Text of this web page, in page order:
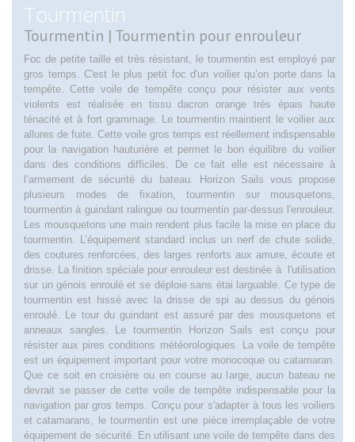
Tourmentin
Tourmentin | Tourmentin pour enrouleur
Foc de petite taille et très résistant, le tourmentin est employé par
gros temps. C'est le plus petit foc d'un voilier qu’on porte dans la
tempête. Cette voile de tempête conçu pour résister aux vents
violents est réalisée en tissu dacron orange très épais haute
ténacité et à fort grammage. Le tourmentin maintient le voilier aux
allures de fuite. Cette voile gros temps est réellement indispensable
pour la navigation hauturière et permet le bon équilibre du voilier
dans des conditions difficiles. De ce fait elle est nécessaire à
l’armement de sécurité du bateau. Horizon Sails vous propose
plusieurs modes de fixation, tourmentin sur mousquetons,
tourmentin à guindant ralingue ou tourmentin par-dessus l'enrouleur.
Les mousquetons une main rendent plus facile la mise en place du
tourmentin. L’équipement standard inclus un nerf de chute solide,
des coutures renforcées, des larges renforts aux amure, écoute et
drisse. La finition spéciale pour enrouleur est destinée à l'utilisation
sur un génois enroulé et se déploie sans étai larguable. Ce type de
tourmentin est hissé avec la drisse de spi au dessus du génois
enroulé. Le tour du guindant est assuré par des mousquetons et
anneaux sangles. Le tourmentin Horizon Sails est conçu pour
résister aux pires conditions météorologiques. La voile de tempête
est un équipement important pour votre monocoque ou catamaran.
Que ce soit en croisière ou en course au large, aucun bateau ne
devrait se passer de cette voile de tempête indispensable pour la
navigation par gros temps. Conçu pour s'adapter à tous les voiliers
et catamarans, le tourmentin est une pièce irremplaçable de votre
équipement de sécurité. En utilisant une voile de tempête dans des